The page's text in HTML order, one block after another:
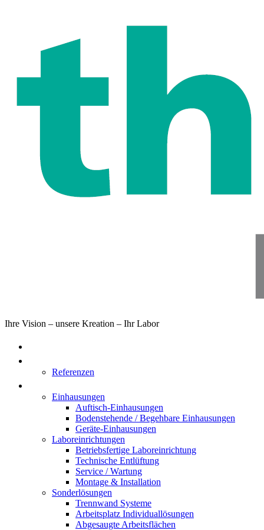
Ihre Vision – unsere Kreation – Ihr Labor
Referenzen
Einhausungen
Auftisch-Einhausungen
Bodenstehende / Begehbare Einhausungen
Geräte-Einhausungen
Laboreinrichtungen
Betriebsfertige Laboreinrichtung
Technische Entlüftung
Service / Wartung
Montage & Installation
Sonderlösungen
Trennwand Systeme
Arbeitsplatz Individuallösungen
Abgesaugte Arbeitsflächen